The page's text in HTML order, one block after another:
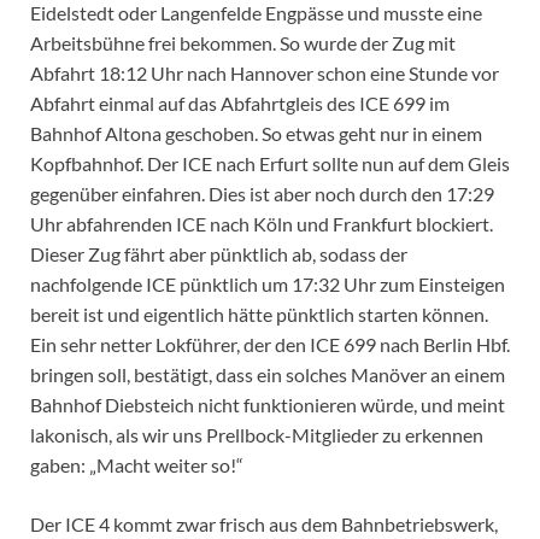
Eidelstedt oder Langenfelde Engpässe und musste eine
Arbeitsbühne frei bekommen. So wurde der Zug mit
Abfahrt 18:12 Uhr nach Hannover schon eine Stunde vor
Abfahrt einmal auf das Abfahrtgleis des ICE 699 im
Bahnhof Altona geschoben. So etwas geht nur in einem
Kopfbahnhof. Der ICE nach Erfurt sollte nun auf dem Gleis
gegenüber einfahren. Dies ist aber noch durch den 17:29
Uhr abfahrenden ICE nach Köln und Frankfurt blockiert.
Dieser Zug fährt aber pünktlich ab, sodass der
nachfolgende ICE pünktlich um 17:32 Uhr zum Einsteigen
bereit ist und eigentlich hätte pünktlich starten können.
Ein sehr netter Lokführer, der den ICE 699 nach Berlin Hbf.
bringen soll, bestätigt, dass ein solches Manöver an einem
Bahnhof Diebsteich nicht funktionieren würde, und meint
lakonisch, als wir uns Prellbock-Mitglieder zu erkennen
gaben: „Macht weiter so!“
Der ICE 4 kommt zwar frisch aus dem Bahnbetriebswerk,